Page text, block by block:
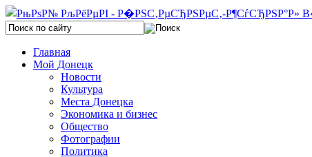
Главная
Мой Донецк
Новости
Культура
Места Донецка
Экономика и бизнес
Общество
Фотографии
Политика